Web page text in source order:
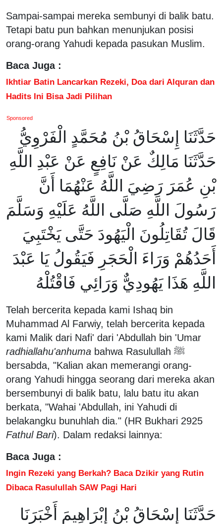
Sampai-sampai mereka sembunyi di balik batu.
Tetapi batu pun bahkan menunjukan posisi
orang-orang Yahudi kepada pasukan Muslim.
Baca Juga :
Ikhtiar Batin Lancarkan Rezeki, Doa dari Alquran dan
Hadits Ini Bisa Jadi Pilihan
Sponsored
حَدَّثَنَا إِسْحَاقُ بْنُ مُحَمَّدٍ الْفَرْوِيُّ
حَدَّثَنَا مَالِكٌ عَنْ نَافِعٍ عَنْ عَبْدِ اللَّهِ
بْنِ عُمَرَ رَضِيَ اللَّهُ عَنْهُمَا أَنَّ
رَسُولَ اللَّهِ صَلَّى اللَّهُ عَلَيْهِ وَسَلَّمَ
قَالَ تُقَاتِلُونَ الْيَهُودَ حَتَّى يَخْتَبِيَ
أَحَدُهُمْ وَرَاءَ الْحَجَرِ فَيَقُولُ يَا عَبْدَ
اللَّهِ هَذَا يَهُودِيٌّ وَرَائِي فَاقْتُلْهُ
Telah bercerita kepada kami Ishaq bin
Muhammad Al Farwiy, telah bercerita kepada
kami Malik dari Nafi' dari 'Abdullah bin 'Umar
radhiallahu'anhuma bahwa Rasulullah ﷺ
bersabda, "Kalian akan memerangi orang-
orang Yahudi hingga seorang dari mereka akan
bersembunyi di balik batu, lalu batu itu akan
berkata, "Wahai 'Abdullah, ini Yahudi di
belakangku bunuhlah dia." (HR Bukhari 2925
Fathul Bari). Dalam redaksi lainnya:
Baca Juga :
Ingin Rezeki yang Berkah? Baca Dzikir yang Rutin
Dibaca Rasulullah SAW Pagi Hari
حَدَّثَنَا إِسْحَاقُ بْنُ إِبْرَاهِيمَ أَخْبَرَنَا